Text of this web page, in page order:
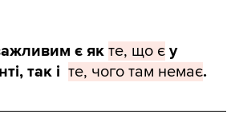
є як те, що є у
так і те, чого там немає.